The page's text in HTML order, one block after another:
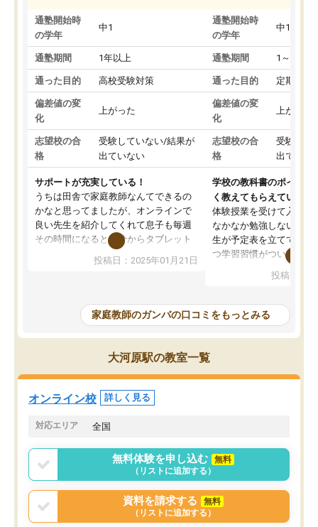
通塾開始時
の学年
中1
通塾期間 1年以上
通った目的 高校受験対策
偏差値の変
化
上がった
志望校の合
格
受験していない/結果が
出ていない
サポートが充実している！
うちは田舎で家庭教師なんてできるの
かなと思ってましたが、オンラインで
良い先生を紹介してくれて息子も毎週
その時間になると自分からタブレット
を開いてzoomを繋げるようになりまし
た！5科目なんでもOKなのもとても気
めて1年ほどだった今では平均点以上の
科目が増えてきました！あと1年受験ま
であるので無料の週末教室を使用しな
がら頑張って欲しいと思います！
投稿日：2025年01月21日
通塾開始時
の学年
中1
通塾期間 1～3ヵ月
通った目的 定期テス
偏差値の変
化
上がった
志望校の合
格
受験して
出ていな
学校の教科書のポイント
く教えてもらえている
体験授業を受けて入塾し
なかなか勉強しない息子
生が予定表を立ててくれ
つ学習習慣がついてきま
指導が無い日も予定表
問できるのでとても助か
投稿日：
家庭教師のガンバの口コミをもっとみる
大河原駅の教室一覧
オンライン校 詳しく見る
対応エリア 全国
無料体験を申し込む
無料
（リストに追加する）
資料を請求する
無料
（リストに追加する）